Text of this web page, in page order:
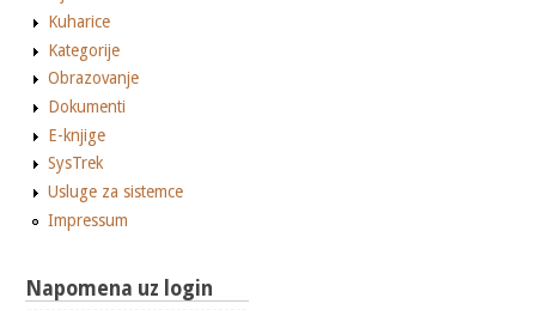
Kuharice
Kategorije
Obrazovanje
Dokumenti
E-knjige
SysTrek
Usluge za sistemce
Impressum
Napomena uz login